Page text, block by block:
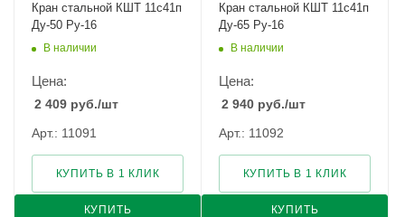
Кран стальной КШТ 11с41п
Ду-50 Ру-16
В наличии
Цена:
2 409 руб./шт
Арт.: 11091
КУПИТЬ
КУПИТЬ В 1 КЛИК
Кран стальной КШТ 11с41п
Ду-65 Ру-16
В наличии
Цена:
2 940 руб./шт
Арт.: 11092
КУПИТЬ
КУПИТЬ В 1 КЛИК